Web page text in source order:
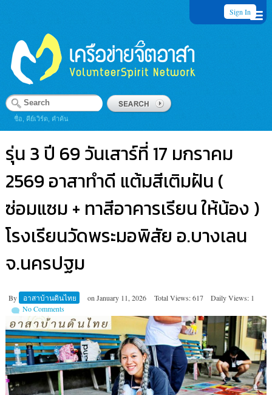
Sign In
ชื่อ, คีย์เวิร์ด, คำค้น
รุ่น 3 ปี 69 วันเสาร์ที่ 17 มกราคม
2569 อาสาทำดี แต้มสีเติมฝัน (
ซ่อมแซม + ทาสีอาคารเรียน ให้น้อง )
โรงเรียนวัดพระมอพิสัย อ.บางเลน
จ.นครปฐม
By อาสาบ้านดินไทย on January 11, 2026 Total Views: 617
Daily Views: 1
No Comments